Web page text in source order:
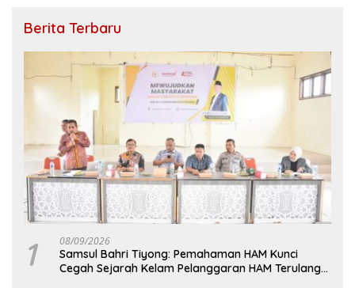
Berita Terbaru
1 08/09/2026
Samsul Bahri Tiyong: Pemahaman HAM Kunci
Cegah Sejarah Kelam Pelanggaran HAM Terulang